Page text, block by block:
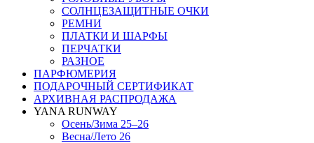
СОЛНЦЕЗАЩИТНЫЕ ОЧКИ
РЕМНИ
ПЛАТКИ И ШАРФЫ
ПЕРЧАТКИ
РАЗНОЕ
ПАРФЮМЕРИЯ
ПОДАРОЧНЫЙ СЕРТИФИКАТ
АРХИВНАЯ РАСПРОДАЖА
YANA RUNWAY
Осень/Зима 25–26
Весна/Лето 26